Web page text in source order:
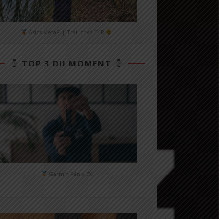
Asics MetaFuji Trail chez T4R
TOP 3 DU MOMENT
Garmin Fénix 7X